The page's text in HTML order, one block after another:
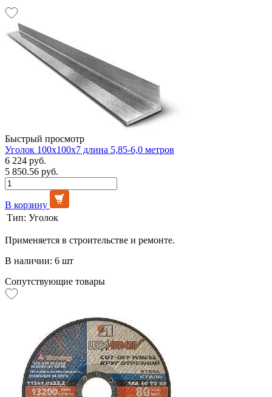
Быстрый просмотр
Уголок 100х100х7 длина 5,85-6,0 метров
6 224 руб.
5 850.56 руб.
В корзину
Тип: Уголок
Применяется в строительстве и ремонте.
В наличии: 6 шт
Сопутствующие товары